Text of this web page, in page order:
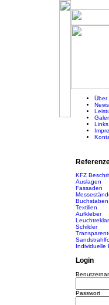
Über
News
Links
KFZ
Auslagen
Fassaden
Buchstaben
Textilien
Aufkleber
Schilder
Individuelle
Login
Passwort